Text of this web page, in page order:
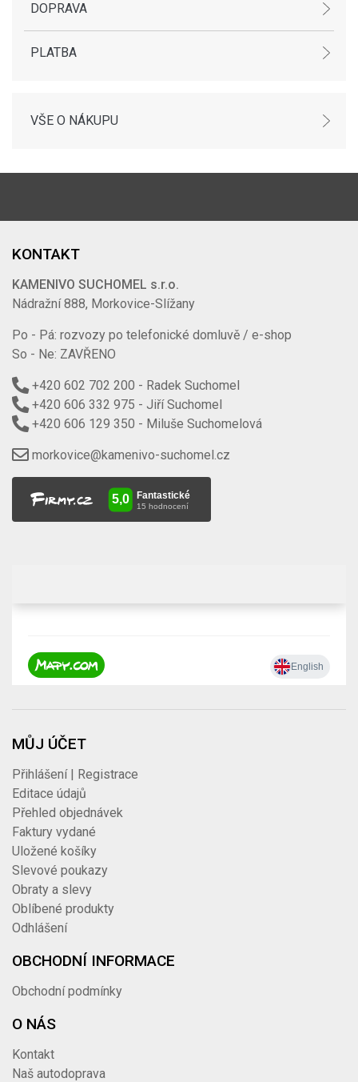
DOPRAVA
PLATBA
VŠE O NÁKUPU
KONTAKT
KAMENIVO SUCHOMEL s.r.o.
Nádražní 888, Morkovice-Slížany
Po - Pá: rozvozy po telefonické domluvě / e-shop
So - Ne: ZAVŘENO
+420 602 702 200 - Radek Suchomel
+420 606 332 975 - Jiří Suchomel
+420 606 129 350 - Miluše Suchomelová
morkovice@kamenivo-suchomel.cz
MŮJ ÚČET
Přihlášení | Registrace
Editace údajů
Přehled objednávek
Faktury vydané
Uložené košíky
Slevové poukazy
Obraty a slevy
Oblíbené produkty
Odhlášení
OBCHODNÍ INFORMACE
Obchodní podmínky
O NÁS
Kontakt
Naš autodoprava